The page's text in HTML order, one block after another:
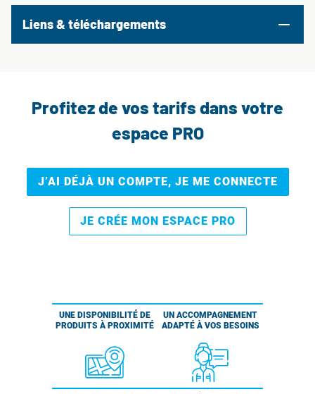
Liens & téléchargements
Profitez de vos tarifs dans votre
espace PRO
J’AI DÉJÀ UN COMPTE, JE ME CONNECTE
JE CRÉE MON ESPACE PRO
UNE DISPONIBILITÉ DE
PRODUITS À PROXIMITÉ
UN ACCOMPAGNEMENT
ADAPTÉ À VOS BESOINS